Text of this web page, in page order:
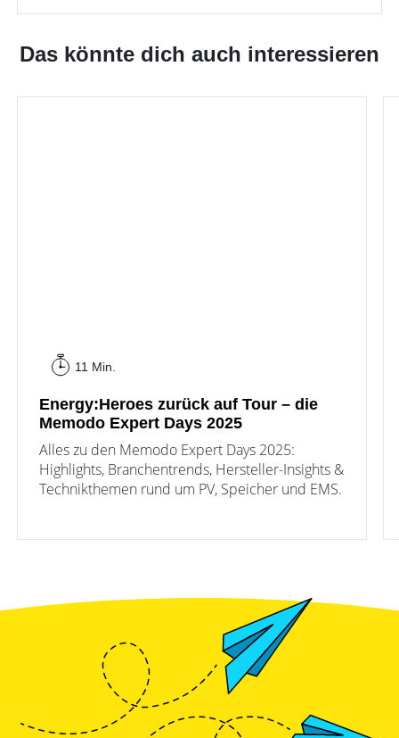
Das könnte dich auch interessieren
11 Min.
Energy:Heroes zurück auf Tour – die
Memodo Expert Days 2025
Alles zu den Memodo Expert Days 2025:
Highlights, Branchentrends, Hersteller-Insights &
Technikthemen rund um PV, Speicher und EMS.